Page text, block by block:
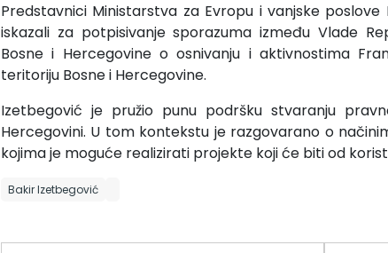
Predstavnici Ministarstva za Evropu i vanjske
iskazali za potpisivanje sporazuma između Vlade
Bosne i Hercegovine o osnivanju i aktivnostima
teritoriju Bosne i Hercegovine.
Izetbegović je pružio punu podršku stvaranju
Hercegovini. U tom kontekstu je razgovarano o
kojima je moguće realizirati projekte koji će biti od
Bakir Izetbegović